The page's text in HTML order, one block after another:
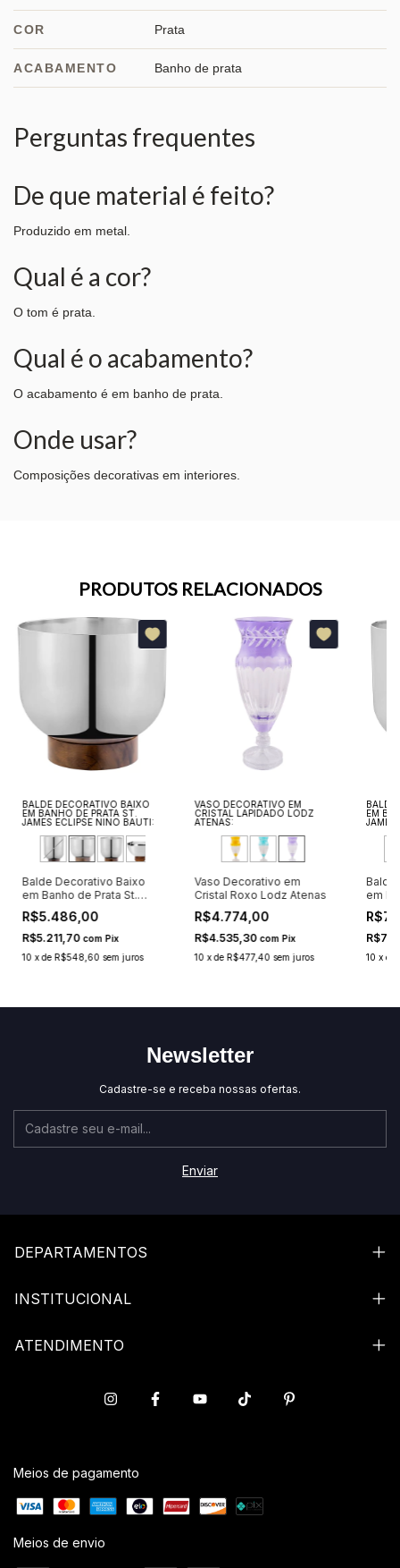
COR Prata
ACABAMENTO Banho de prata
Perguntas frequentes
De que material é feito?
Produzido em metal.
Qual é a cor?
O tom é prata.
Qual é o acabamento?
O acabamento é em banho de prata.
Onde usar?
Composições decorativas em interiores.
PRODUTOS RELACIONADOS
BALDE DECORATIVO BAIXO
EM BANHO DE PRATA ST.
JAMES ECLIPSE NINO BAUTI:
Balde Decorativo Baixo
em Banho de Prata St.
James Eclipse Nino Bauti
27cm
R$5.486,00
R$5.211,70 com Pix
10 xde R$548,60 sem juros
VASO DECORATIVO EM
CRISTAL LAPIDADO LODZ
ATENAS:
Vaso Decorativo em
Cristal Roxo Lodz Atenas
R$4.774,00
R$4.535,30 com Pix
10 xde R$477,40 sem juros
EM
JAMES
Balde
em
32cm
10 x de
Newsletter
Cadastre-se e receba nossas ofertas.
DEPARTAMENTOS
INSTITUCIONAL
ATENDIMENTO
Meios de pagamento
Meios de envio